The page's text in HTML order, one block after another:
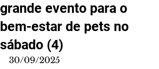
grande evento para o
bem-estar de pets no
sábado (4)
30/09/2025